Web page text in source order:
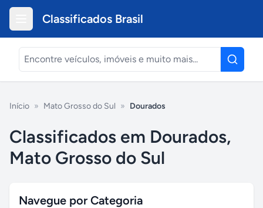
Classificados Brasil
Início » Mato Grosso do Sul » Dourados
Classificados em Dourados,
Mato Grosso do Sul
Navegue por Categoria